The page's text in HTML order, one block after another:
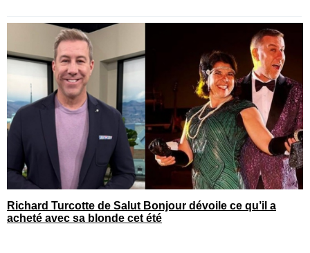
Richard Turcotte de Salut Bonjour dévoile ce qu’il a
acheté avec sa blonde cet été